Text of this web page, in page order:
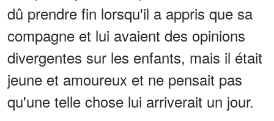
dû prendre fin lorsqu'il a appris que sa
compagne et lui avaient des opinions
divergentes sur les enfants, mais il était
jeune et amoureux et ne pensait pas
qu'une telle chose lui arriverait un jour.